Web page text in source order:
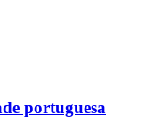
portuguesa